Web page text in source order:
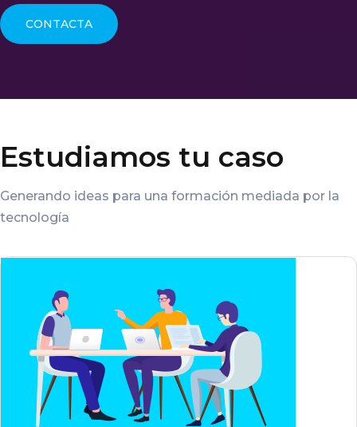
CONTACTA
Estudiamos tu caso
Generando ideas para una formación mediada por la
tecnología